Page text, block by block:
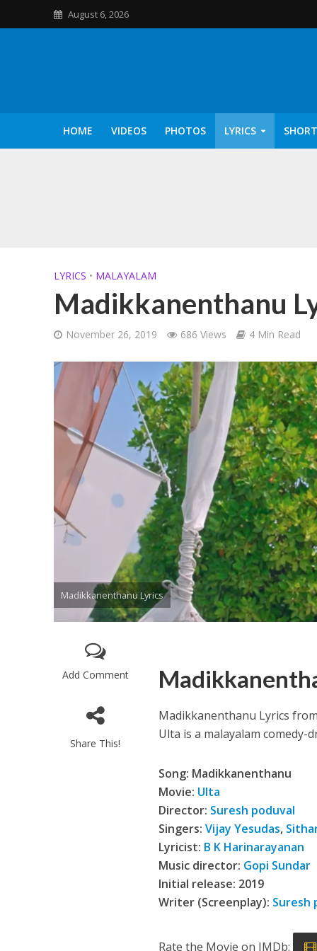
August 6, 2026
HOME VIDEOS PHOTOS LYRICS
Ponni Nadhi
Alakadal Lyrics –
LYRICS • MALAYALAM
Madikkanenthanu
November 26, 2019 686 Views 4 Min Read
Madikkanenthanu Lyrics
Add Comment
Share This!
Madikkanenthanu Lyrics
Ulta is a malayalam comedy-
Song: Madikkanenthanu
Movie: Ulta
Director: Suresh poduval
Singers:Vijay Yesudas,
Lyricist: B K Harinarayanan
Music director: Gopi Sundar
Initial release: 2019
Writer (Screenplay): Suresh
Rate the Movie on IMDb: